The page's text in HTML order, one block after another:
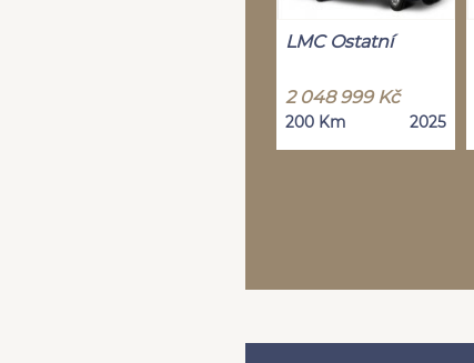
LMC Ostatní
2 048 999 Kč
200 Km 2025